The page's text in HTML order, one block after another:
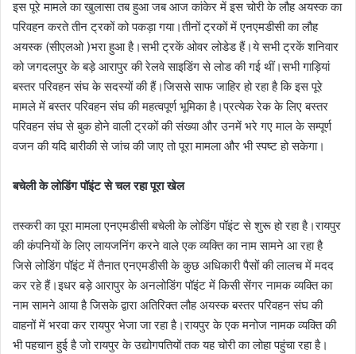
इस पूरे मामले का खुलासा तब हुआ जब आज कांकेर में इस चोरी के लौह अयस्क का
परिवहन करते तीन ट्रकों को पकड़ा गया।तीनों ट्रकों में एनएमडीसी का लौह
अयस्क (सीएलओ )भरा हुआ है।सभी ट्रकें ओवर लोडेड हैं।ये सभी ट्रकें शनिवार
को जगदलपुर के बड़े आरापुर की रेलवे साइडिंग से लोड की गई थीं।सभी गाड़ियां
बस्तर परिवहन संघ के सदस्यों की हैं।जिससे साफ जाहिर हो रहा है कि इस पूरे
मामले में बस्तर परिवहन संघ की महत्वपूर्ण भूमिका है।प्रत्येक रेक के लिए बस्तर
परिवहन संघ से बुक होने वाली ट्रकों की संख्या और उनमें भरे गए माल के सम्पूर्ण
वजन की यदि बारीकी से जांच की जाए तो पूरा मामला और भी स्पष्ट हो सकेगा।
बचेली के लोडिंग पॉइंट से चल रहा पूरा खेल
तस्करी का पूरा मामला एनएमडीसी बचेली के लोडिंग पॉइंट से शुरू हो रहा है।रायपुर
की कंपनियों के लिए लायजनिंग करने वाले एक व्यक्ति का नाम सामने आ रहा है
जिसे लोडिंग पॉइंट में तैनात एनएमडीसी के कुछ अधिकारी पैसों की लालच में मदद
कर रहे हैं।इधर बड़े आरापुर के अनलोडिंग पॉइंट में किसी सेंगर नामक व्यक्ति का
नाम सामने आया है जिसके द्वारा अतिरिक्त लौह अयस्क बस्तर परिवहन संघ की
वाहनों में भरवा कर रायपुर भेजा जा रहा है।रायपुर के एक मनोज नामक व्यक्ति की
भी पहचान हुई है जो रायपुर के उद्योगपतियों तक यह चोरी का लोहा पहुंचा रहा है।